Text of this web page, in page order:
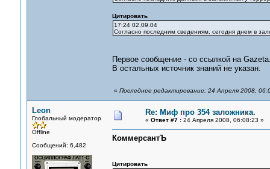
Цитировать
17:24 02.09.04
Согласно последним сведениям, сегодня днем в
Первое сообщение - со ссылкой на
В остальных источник знаний не указан.
« Последнее редактирование: 24 Апреля 2008,
Leon
Глобальный модератор
Offline
Сообщений: 6,482
Re: Миф про 354 заложника.
« Ответ #7 :24 Апреля 2008, 06:08:23 »
КоммерсантЪ
Цитировать